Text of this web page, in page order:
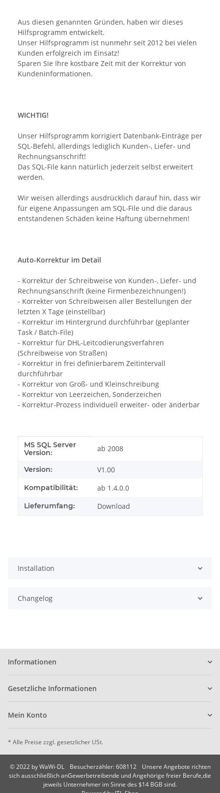
Aus diesen genannten Gründen, haben wir dieses
Hilfsprogramm entwickelt.
Unser Hilfsprogramm ist nunmehr seit 2012 bei vielen
Kunden erfolgreich im Einsatz!
Sparen Sie Ihre kostbare Zeit mit der Korrektur von
Kundeninformationen.
WICHTIG!
Unser Hilfsprogramm korrigiert Datenbank-Einträge per
SQL-Befehl, allerdings lediglich Kunden-, Liefer- und
Rechnungsanschrift!
Das SQL-File kann natürlich jederzeit selbst erweitert
werden.
Wir weisen allerdings ausdrücklich darauf hin, dass wir
für eigene Anpassungen am SQL-File und die daraus
entstandenen Schäden keine Haftung übernehmen!
Auto-Korrektur im Detail
- Korrektur der Schreibweise von Kunden-, Liefer- und
Rechnungsanschrift (keine Firmenbezeichnungen!)
- Korrekter von Schreibweisen aller Bestellungen der
letzten X Tage (einstellbar)
- Korrektur im Hintergrund durchführbar (geplanter
Task / Batch-File)
- Korrektur für DHL-Leitcodierungsverfahren
(Schreibweise von Straßen)
- Korrektur in frei definierbarem Zeitintervall
durchführbar
- Korrektur von Groß- und Kleinschreibung
- Korrektur von Leerzeichen, Sonderzeichen
- Korrektur-Prozess individuell erweiter- oder änderbar
Produkteigenschaft
Wert
MS SQL Server
Version:
ab 2008
Version: V1.00
Kompatibilität: ab 1.4.0.0
Lieferumfang: Download
Installation
Changelog
Informationen
Gesetzliche Informationen
Mein Konto
* Alle Preise zzgl. gesetzlicher USt.
© 2022 by WaWi-DL Besucherzähler: 608112
Unsere Angebote richten
sich ausschließlich anGewerbetreibende und Angehörige freier Berufe,die
jeweils Unternehmer im Sinne des $14 BGB sind.